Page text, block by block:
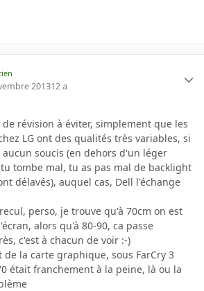
201312 a
révision à éviter, simplement que les
LG ont des qualités très variables, si
soucis (en dehors d'un léger
tombe mal, tu as pas mal de backlight
délavés), auquel cas, Dell l'échange
perso, je trouve qu'à 70cm on est
alors qu'à 80-90, ca passe
c'est à chacun de voir :-)
la carte graphique, sous FarCry 3
était franchement à la peine, là ou la